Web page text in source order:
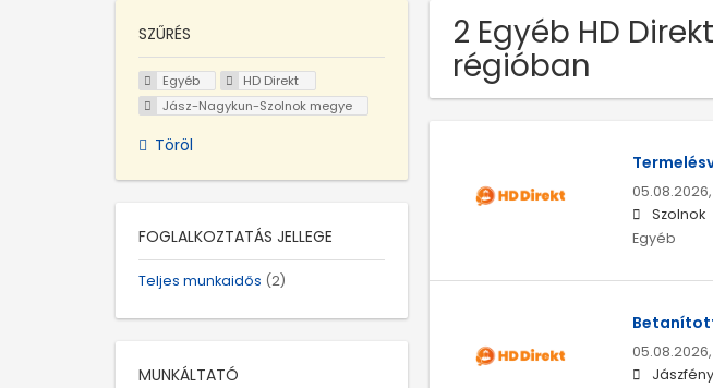
2 Egyéb HD
régióban
05.08.2026,
Szolnok
Egyéb
05.08.2026,
SZŰRÉS
Egyéb
HD Direkt
Jász-Nagykun-Szolnok megye
Töröl
FOGLALKOZTATÁS JELLEGE
Teljes munkaidős (2)
MUNKÁLTATÓ